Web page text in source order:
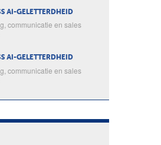
AI-GELETTERDHEID
communicatie en sales
AI-GELETTERDHEID
communicatie en sales